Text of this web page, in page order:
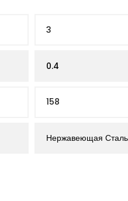
3
0.4
158
Нержавеющая Сталь